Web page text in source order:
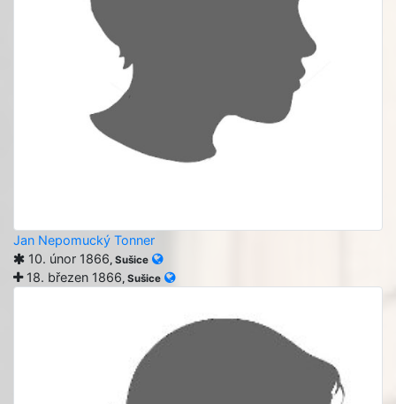
Jan Nepomucký Tonner
10. únor 1866, Sušice
18. březen 1866, Sušice